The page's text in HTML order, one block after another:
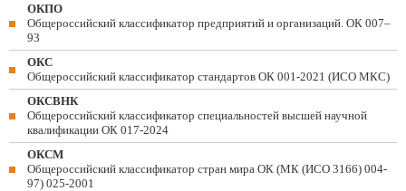
ОКПО
Общероссийский классификатор предприятий и организаций. ОК 007–
93
ОКС
Общероссийский классификатор стандартов ОК 001-2021 (ИСО МКС)
ОКСВНК
Общероссийский классификатор специальностей высшей научной
квалификации ОК 017-2024
ОКСМ
Общероссийский классификатор стран мира ОК (МК (ИСО 3166) 004-
97) 025-2001